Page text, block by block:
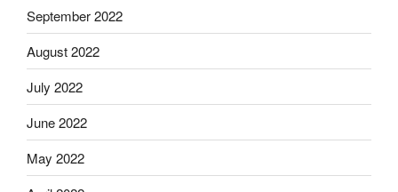
September 2022
August 2022
July 2022
June 2022
May 2022